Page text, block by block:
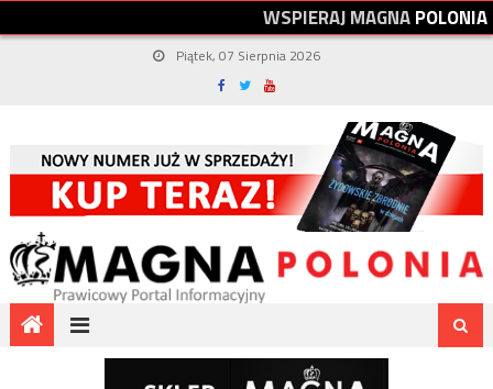
WSPIERAJMAGNAPOLONIA
Piątek, 07 Sierpnia 2026